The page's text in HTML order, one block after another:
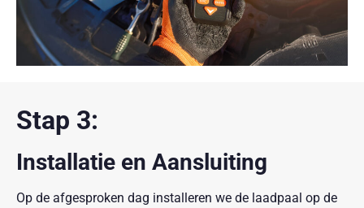
Stap 3:
Installatie en Aansluiting
Op de afgesproken dag installeren we de laadpaal op de